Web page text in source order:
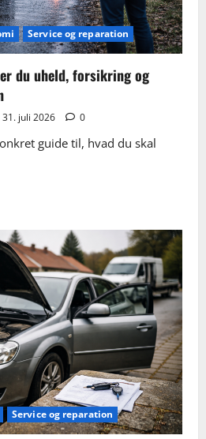
Service og reparation
du uheld, forsikring og
31. juli 2026 0
guide til, hvad du skal
Service og reparation